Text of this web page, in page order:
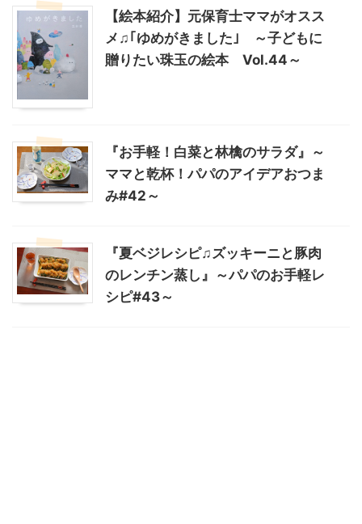
【絵本紹介】元保育士ママがオスス
メ♫｢ゆめがきました｣ ～子どもに
贈りたい珠玉の絵本 Vol.44～
『お手軽！白菜と林檎のサラダ』～
ママと乾杯！パパのアイデアおつま
み#42～
『夏ベジレシピ♫ズッキーニと豚肉
のレンチン蒸し』～パパのお手軽レ
シピ#43～